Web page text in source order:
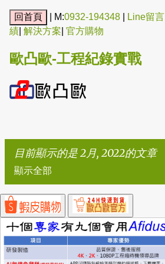
跳到主要內容
| M:0932-194348 Line留言
績 解決方案 官方購物
歐凸歐-工程紀錄實戰
目前顯示的是 2月, 2022的文章
顯示全部
發
表
文